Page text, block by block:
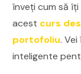
înveți cum să
acest curs
portofoliu.
inteligente